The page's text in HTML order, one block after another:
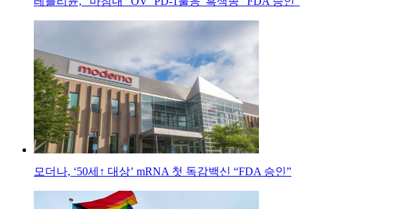
모더나, ‘50세↑ 대상’ mRNA 첫 독감백신 “FDA 승인”